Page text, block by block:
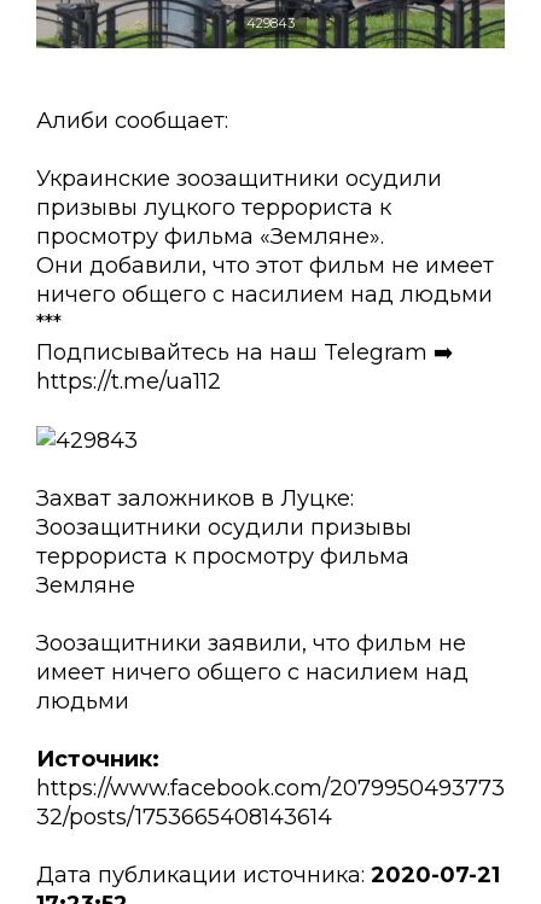
429843
Алиби сообщает:
Украинские зоозащитники осудили
призывы луцкого террориста к
просмотру фильма «Земляне».
Они добавили, что этот фильм не имеет
ничего общего с насилием над людьми
***
Подписывайтесь на наш Telegram ➡️
https://t.me/ua112
Захват заложников в Луцке:
Зоозащитники осудили призывы
террориста к просмотру фильма
Земляне
Зоозащитники заявили, что фильм не
имеет ничего общего с насилием над
людьми
Источник:
https://www.facebook.com/2079950493773
32/posts/1753665408143614
Дата публикации источника: 2020-07-21